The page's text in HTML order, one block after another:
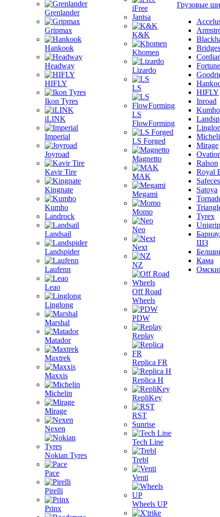
Grenlander
Gripmax
Hankook
Headway
HIFLY
Ikon Tyres
iLINK
Imperial
Joyroad
Kavir Tire
Kingnate
Kumho
Landrock
Landsail
Landspider
Laufenn
Leao
Linglong
Marshal
Matador
Maxtrek
Maxxis
Michelin
Mirage
Nexen
Nokian Tyres
Pace
Pirelli
Prinx
iFree
Jantsa
K&K
Khomen
Lizardo
LS
LS
FlowForming
LS Forged
Magnetto
MAK
Megami
Momo
Neo
Next
NZ
Off Road
Wheels
PDW
Replay
Replica FR
Replica H
RepliKey
RST
Sunrise
Tech Line
Trebl
Venti
Wheels UP
Грузовые
Fortune
HIFLY
Inroad
Kumho
Mirage
Ralson
Royal
Satoya
Tyrex
Unigrip
ШЗ
Кама